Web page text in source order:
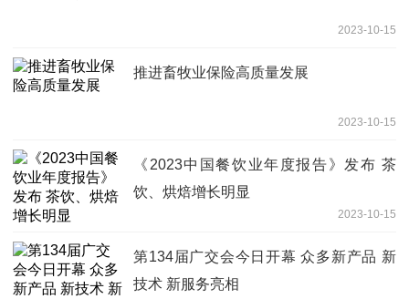
2023-10-15
推进畜牧业保险高质量发展
2023-10-15
《2023中国餐饮业年度报告》发布 茶
饮、烘焙增长明显
2023-10-15
第134届广交会今日开幕 众多新产品 新
技术 新服务亮相